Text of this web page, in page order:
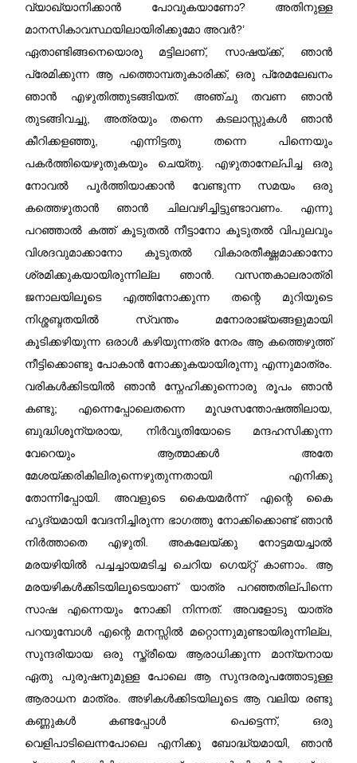
വ്യാഖ്യാനിക്കാൻ പോവുകയാണോ? അതിനുള്ള
മാനസികാവസ്ഥയിലായിരിക്കുമോ അവർ?’
ഏതാണ്ടിങ്ങനെയൊരു മട്ടിലാണ്‌, സാഷയ്ക്ക്, ഞാൻ
പ്രേമിക്കുന്ന ആ പത്തൊമ്പതുകാരിക്ക്, ഒരു പ്രേമലേഖനം
ഞാൻ എഴുതിത്തുടങ്ങിയത്. അഞ്ചു തവണ ഞാൻ
തുടങ്ങിവച്ചു, അത്രയും തന്നെ കടലാസ്സുകൾ ഞാൻ
കീറിക്കളഞ്ഞു, എന്നിട്ടതു തന്നെ പിന്നെയും
പകർത്തിയെഴുതുകയും ചെയ്തു. എഴുതാനേല്പിച്ച ഒരു
നോവൽ പൂർത്തിയാക്കാൻ വേണ്ടുന്ന സമയം ഒരു
കത്തെഴുതാൻ ഞാൻ ചിലവഴിച്ചിട്ടുണ്ടാവണം. എന്നു
പറഞ്ഞാൽ കത്ത് കൂടുതൽ നീട്ടാനോ കൂടുതൽ വിപുലവും
വിശദവുമാക്കാനോ കൂടുതൽ വികാരതീക്ഷ്ണമാക്കാനോ
ശ്രമിക്കുകയായിരുന്നില്ല ഞാൻ. വസന്തകാലരാത്രി
ജനാലയിലൂടെ എത്തിനോക്കുന്ന തന്റെ മുറിയുടെ
നിശ്ശബ്ദതയിൽ സ്വന്തം മനോരാജ്യങ്ങളുമായി
കൂടിക്കഴിയുന്ന ഒരാൾ കഴിയുന്നത്ര നേരം ആ കത്തെഴുത്ത്
നീട്ടിക്കൊണ്ടു പോകാൻ നോക്കുകയായിരുന്നു എന്നുമാത്രം.
വരികൾക്കിടയിൽ ഞാൻ സ്നേഹിക്കുന്നൊരു രൂപം ഞാൻ
കണ്ടു; എന്നെപ്പോലെതന്നെ മൂഢസന്തോഷത്തിലായ,
ബുദ്ധിശൂന്യരായ, നിർവൃതിയോടെ മന്ദഹസിക്കുന്ന
വേറെയും ആത്മാക്കൾ അതേ
മേശയ്ക്കരികിലിരുന്നെഴുതുന്നതായി എനിക്കു
തോന്നിപ്പോയി. അവളുടെ കൈയമർന്ന് എന്റെ കൈ
ഹൃദ്യമായി വേദനിച്ചിരുന്ന ഭാഗത്തു നോക്കിക്കൊണ്ട് ഞാൻ
നിർത്താതെ എഴുതി. അകലേയ്ക്കു നോട്ടമയച്ചാൽ
മരയഴിയിൽ പച്ചച്ചായമടിച്ച ചെറിയ ഗെയ്റ്റ് കാണാം. ആ
മരയഴികൾക്കിടയിലൂടെയാണ്‌ യാത്ര പറഞ്ഞതില്പിന്നെ
സാഷ എന്നെയും നോക്കി നിന്നത്. അവളോടു യാത്ര
പറയുമ്പോൾ എന്റെ മനസ്സിൽ മറ്റൊന്നുമുണ്ടായിരുന്നില്ല,
സുന്ദരിയായ ഒരു സ്ത്രീയെ ആരാധിക്കുന്ന മാന്യനായ
ഏതു പുരുഷനുമുള്ള പോലെ ആ സുന്ദരരൂപത്തോടുള്ള
ആരാധന മാത്രം. അഴികൾക്കിടയിലൂടെ ആ വലിയ രണ്ടു
കണ്ണുകൾ കണ്ടപ്പോൾ പെട്ടെന്ന്, ഒരു
വെളിപാടിലെന്നപോലെ എനിക്കു ബോദ്ധ്യമായി, ഞാൻ